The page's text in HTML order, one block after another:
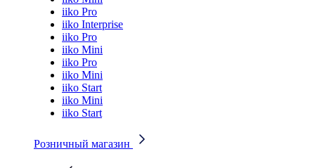
iiko Pro
iiko Interprise
iiko Pro
iiko Mini
iiko Pro
iiko Mini
iiko Start
iiko Mini
iiko Start
Розничный магазин